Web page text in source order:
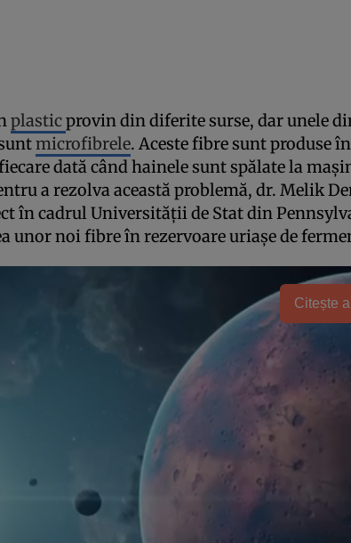
plasticprovin din diferite surse, dar unele
microfibrele. Aceste fibre sunt produse
dată când hainele sunt spălate la
a rezolva această problemă, dr. Melik
în cadrul Universităţii de Stat din
unor noi fibre în rezervoare uriaşe de
Citește